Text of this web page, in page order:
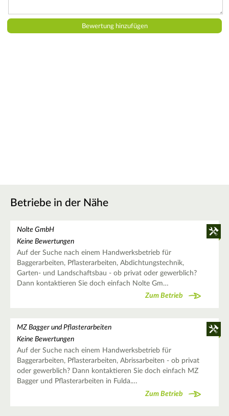
Betriebe in der Nähe
Nolte GmbH
Keine Bewertungen
Auf der Suche nach einem Handwerksbetrieb für
Baggerarbeiten, Pflasterarbeiten, Abdichtungstechnik,
Garten- und Landschaftsbau - ob privat oder gewerblich?
Dann kontaktieren Sie doch einfach Nolte Gm…
Zum Betrieb
MZ Bagger und Pflasterarbeiten
Keine Bewertungen
Auf der Suche nach einem Handwerksbetrieb für
Baggerarbeiten, Pflasterarbeiten, Abrissarbeiten - ob privat
oder gewerblich? Dann kontaktieren Sie doch einfach MZ
Bagger und Pflasterarbeiten in Fulda.…
Zum Betrieb